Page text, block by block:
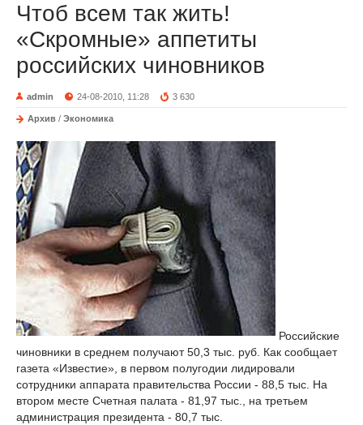
Чтоб всем так жить!
«Скромные» аппетиты
российских чиновников
admin 24-08-2010, 11:28 3 630
Архив / Экономика
Российские
чиновники в среднем получают 50,3 тыс. руб. Как сообщает
газета «Известие», в первом полугодии лидировали
сотрудники аппарата правительства России - 88,5 тыс. На
втором месте Счетная палата - 81,97 тыс., на третьем
администрация президента - 80,7 тыс.